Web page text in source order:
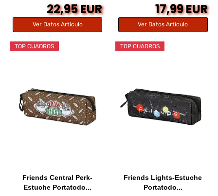
22,95 EUR
Ver Datos Artículo
17,99 EUR
Ver Datos Artículo
TOP CUADROS
Friends Central Perk-
Estuche Portatodo...
TOP CUADROS
Friends Lights-Estuche
Portatodo...